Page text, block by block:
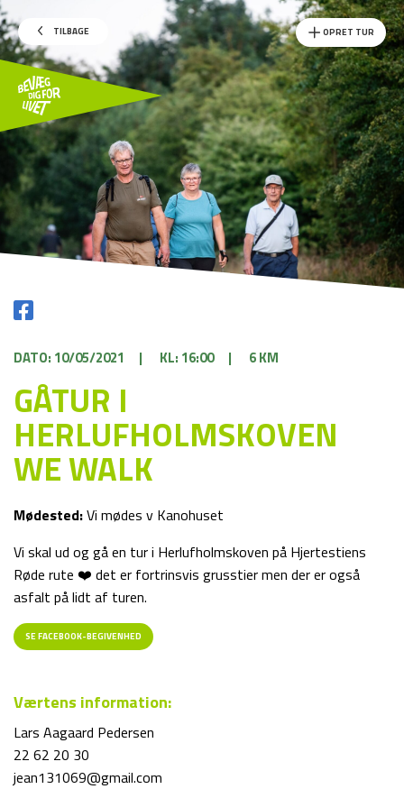
TILBAGE OPRET TUR
DATO: 10/05/2021 | KL: 16:00 | 6 KM
GÅTUR I
HERLUFHOLMSKOVEN
WE WALK
Mødested:Vi mødes v Kanohuset
Vi skal ud og gå en tur i Herlufholmskoven på Hjertestiens
Røde rute ❤️ det er fortrinsvis grusstier men der er også
asfalt på lidt af turen.
SE FACEBOOK-BEGIVENHED
Værtens information:
Lars Aagaard Pedersen
22 62 20 30
jean131069@gmail.com